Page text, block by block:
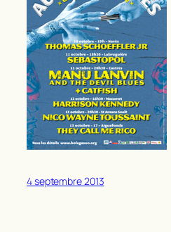
4 septembre 2013